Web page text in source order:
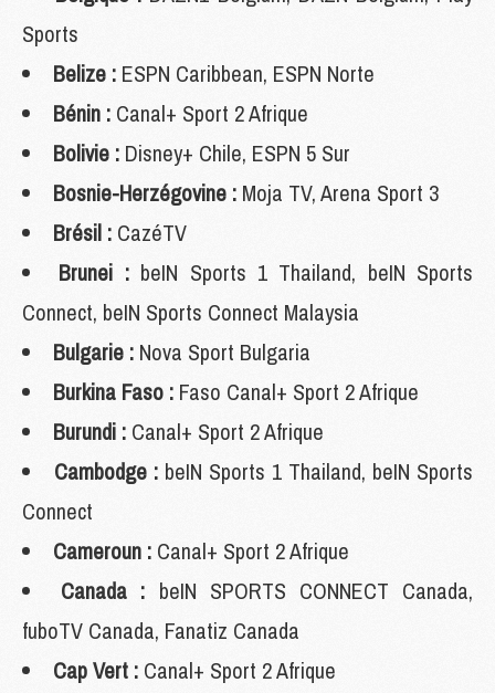
Sports
Belize : ESPN Caribbean, ESPN Norte
Bénin : Canal+ Sport 2 Afrique
Bolivie : Disney+ Chile, ESPN 5 Sur
Bosnie-Herzégovine : Moja TV, Arena Sport 3
Brésil : CazéTV
Brunei : beIN Sports 1 Thailand, beIN Sports
Connect, beIN Sports Connect Malaysia
Bulgarie : Nova Sport Bulgaria
Burkina Faso : Faso Canal+ Sport 2 Afrique
Burundi : Canal+ Sport 2 Afrique
Cambodge : beIN Sports 1 Thailand, beIN Sports
Connect
Cameroun : Canal+ Sport 2 Afrique
Canada : beIN SPORTS CONNECT Canada,
fuboTV Canada, Fanatiz Canada
Cap Vert : Canal+ Sport 2 Afrique